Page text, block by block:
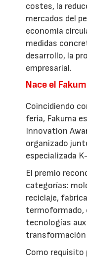
costes, la
mercados del
economía
medidas
desarrollo, la
empresarial.
Nace el
Coincidiendo
feria, Fakuma
Innovation
organizado
especializada
El premio
categorías:
reciclaje,
termoformado,
tecnologías
Como requisito